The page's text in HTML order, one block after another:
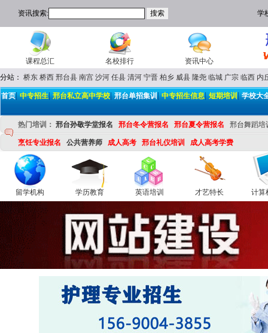
资讯搜索: 学
课程总汇 名校排行
资讯中心
分站： 桥东 桥西 邢台县 南宫 沙河 任县 清河 宁晋 柏乡 威县 隆尧 临城 广宗 临西 内
首页|中专招生|邢台私立高中学校|邢台单招集训|中专招生信息|短期培训|学校大
热门培训： 邢台孙敬学堂报名 邢台冬令营报名 邢台夏令营报名 邢台舞蹈培
烹饪专业报名 公共营养师 成人高考 邢台礼仪培训 成人高考学费
留学机构 学历教育 英语培训 才艺特长 计算